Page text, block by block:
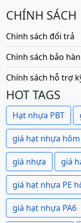
CHÍNH SÁCH
Chính sách đổi trả
Chính sách bảo
Chính sách hỗ trợ
HOT TAGS
Hạt nhựa PBT
giá hạt nhựa
giá nhựa giá
giá hạt nhựa PE
giá hạt nhựa PA6